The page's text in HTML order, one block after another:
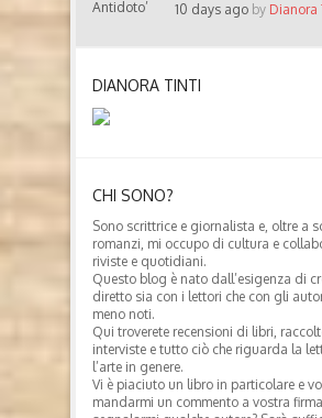
10 days ago by Dianora
DIANORA TINTI
CHI SONO?
Sono scrittrice e giornalista e, oltre a
romanzi, mi occupo di cultura e
riviste e quotidiani.
Questo blog è nato dall’esigenza di
diretto sia con i lettori che con gli
meno noti.
Qui troverete recensioni di libri,
interviste e tutto ciò che riguarda la
l’arte in genere.
Vi è piaciuto un libro in particolare e
mandarmi un commento a vostra